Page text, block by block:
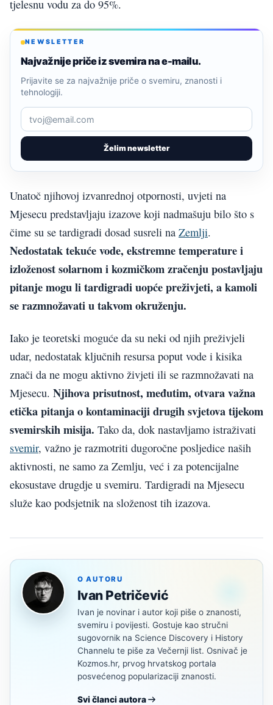
tjelesnu vodu za do 95%.
NEWSLETTER
Najvažnije priče iz svemira na e-mailu.
Želim newsletter
Prijavite se za najvažnije priče o svemiru, znanosti i
tehnologiji.
Unatoč njihovoj izvanrednoj otpornosti, uvjeti na
Mjesecu predstavljaju izazove koji nadmašuju bilo što s
čime su se tardigradi dosad susreli na Zemlji.
Nedostatak tekuće vode, ekstremne temperature i
izloženost solarnom i kozmičkom zračenju postavljaju
pitanje mogu li tardigradi uopće preživjeti, a kamoli
se razmnožavati u takvom okruženju.
Iako je teoretski moguće da su neki od njih preživjeli
udar, nedostatak ključnih resursa poput vode i kisika
znači da ne mogu aktivno živjeti ili se razmnožavati na
Mjesecu. Njihova prisutnost, međutim, otvara važna
etička pitanja o kontaminaciji drugih svjetova tijekom
svemirskih misija. Tako da, dok nastavljamo istraživati
svemir, važno je razmotriti dugoročne posljedice naših
aktivnosti, ne samo za Zemlju, već i za potencijalne
ekosustave drugdje u svemiru. Tardigradi na Mjesecu
služe kao podsjetnik na složenost tih izazova.
O AUTORU
Ivan Petričević
Ivan je novinar i autor koji piše o znanosti,
svemiru i povijesti. Gostuje kao stručni
sugovornik na Science Discovery i History
Channelu te piše za Večernji list. Osnivač je
Kozmos.hr, prvog hrvatskog portala
posvećenog popularizaciji znanosti.
Svi članci autora